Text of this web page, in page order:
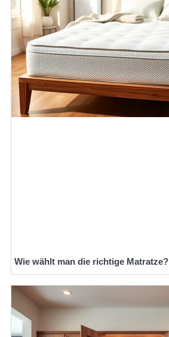
Wie wählt man die richtige Matratze?